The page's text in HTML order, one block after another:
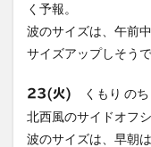
く予報。
波のサイズは、午前
サイズアップしそうで
23(火)
くもり のち
北西風のサイドオフ
波のサイズは、早朝